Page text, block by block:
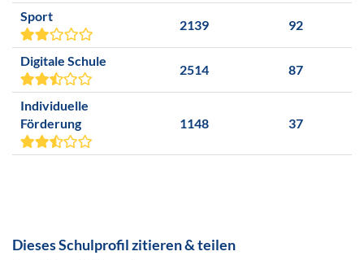
Sport
2139 92
Digitale Schule
2514 87
Individuelle
Förderung
1148 37
Dieses Schulprofil zitieren & teilen